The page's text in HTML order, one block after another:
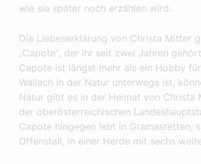
wie sie später noch erzählen wird.
Die Liebeserklärung von Christa Mitter
„Capote“, der ihr seit zwei Jahren
Capote ist längst mehr als ein Hobby
Wallach in der Natur unterwegs ist,
Natur gibt es in der Heimat von Christa
der oberösterreichischen
Capote hingegen lebt in Gramastetten,
Offenstall, in einer Herde mit sechs